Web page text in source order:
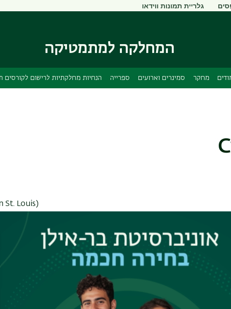
ראשי
גלריית תמונות ווידאו
המחלקה למתמטיקה
מחקר סמינרים וארועים ספרייה הנחיות מחלקתיות לרישום לקורסים
St. Louis)
216)
k, we have the Hochschild homology
modules of differential forms to
the non-commutative de Rham
“Non-commutative differential
HC_*(A), which is connected